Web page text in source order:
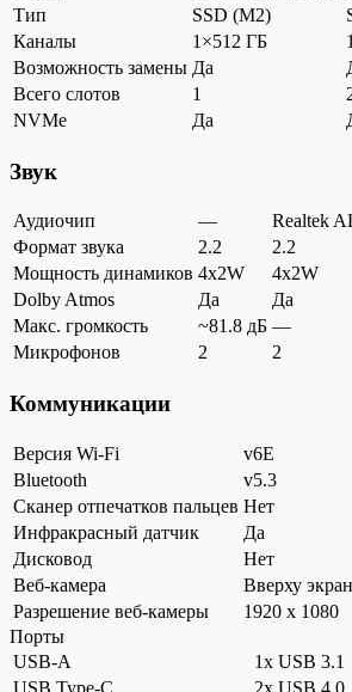
Тип
SSD (M2)
Каналы
1×512 ГБ
Возможность замены Да
Всего слотов
1
NVMe
Да
Звук
Аудиочип —
Realtek
Формат звука
2.2
2.2
Мощность динамиков 4x2W
4x2W
Dolby Atmos
Да
Да
Макс. громкость
~81.8 дБ —
Микрофонов
2 2
Коммуникации
Версия Wi-Fi v6E
Bluetooth
v5.3
Сканер отпечатков пальцев Нет
Инфракрасный датчик
Да
Дисковод
Нет
Веб-камера
Вверху
Разрешение веб-камеры
1920 x 1080
Порты
USB-A
1x USB 3.1
USB Type-C
2x USB 4.0